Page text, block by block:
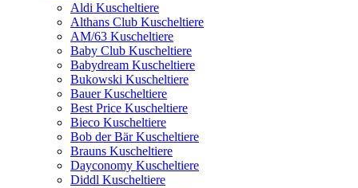
Aldi Kuscheltiere
Althans Club Kuscheltiere
AM/63 Kuscheltiere
Baby Club Kuscheltiere
Babydream Kuscheltiere
Bukowski Kuscheltiere
Bauer Kuscheltiere
Best Price Kuscheltiere
Bieco Kuscheltiere
Bob der Bär Kuscheltiere
Brauns Kuscheltiere
Dayconomy Kuscheltiere
Diddl Kuscheltiere